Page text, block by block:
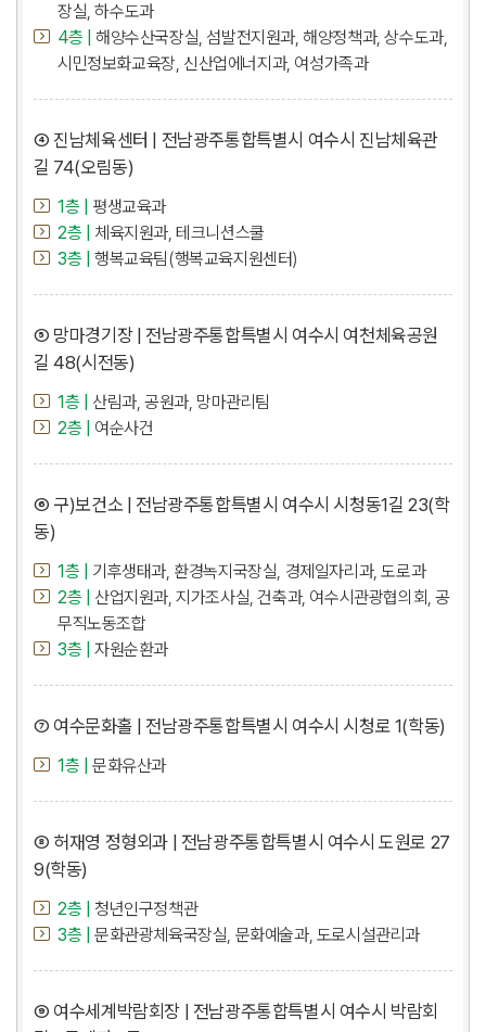
장실, 하수도과
4층 |
해양수산국장실, 섬발전지원과, 해양정책과, 상수도과,
시민정보화교육장, 신산업에너지과, 여성가족과
④ 진남체육센터 | 전남광주통합특별시 여수시 진남체육관
길 74(오림동)
1층 |
평생교육과
2층 |
체육지원과, 테크니션스쿨
3층 |
행복교육팀(행복교육지원센터)
⑤ 망마경기장 | 전남광주통합특별시 여수시 여천체육공원
길 48(시전동)
1층 |
산림과, 공원과, 망마관리팀
2층 |
여순사건
⑥ 구)보건소 | 전남광주통합특별시 여수시 시청동1길 23(학
동)
1층 |
기후생태과, 환경녹지국장실, 경제일자리과, 도로과
2층 |
산업지원과, 지가조사실, 건축과, 여수시관광협의회, 공
무직노동조합
3층 |
자원순환과
⑦ 여수문화홀 | 전남광주통합특별시 여수시 시청로 1(학동)
1층 | 문화유산과
⑧ 허재영 정형외과 | 전남광주통합특별시 여수시 도원로 27
9(학동)
2층 |
청년인구정책관
3층 |
문화관광체육국장실, 문화예술과, 도로시설관리과
⑨ 여수세계박람회장 | 전남광주통합특별시 여수시 박람회